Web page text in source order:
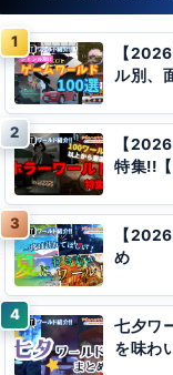
【
ル別、
【
特集!!【
【
め
七夕ワ
を味わ